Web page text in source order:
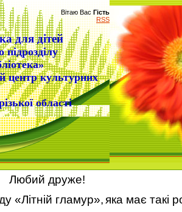
Вітаю Вас Гість
RSS
для дітей
підрозділу
центр культурних
області
Любий друже!
«Літній гламур», яка має такі